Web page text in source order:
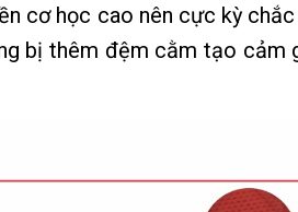
cơ học cao nên cực kỳ chắc
bị thêm đệm cằm tạo cảm